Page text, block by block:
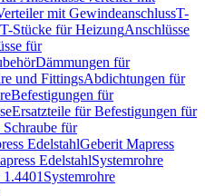
mit GewindeanschlussT-
Stücke für HeizungAnschlüsse
für
Dämmungen für
und FittingsAbdichtungen für
Befestigungen für
Ersatzteile für Befestigungen für
Schraube für
EdelstahlGeberit Mapress
EdelstahlSystemrohre
Systemrohre